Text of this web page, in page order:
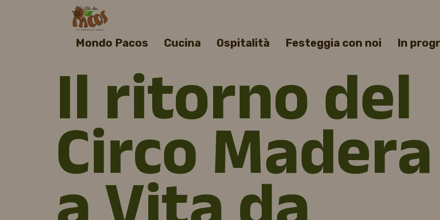
Mondo Pacos Cucina Ospitalità Festeggia con noi In
Il ritorno del
Circo Madera